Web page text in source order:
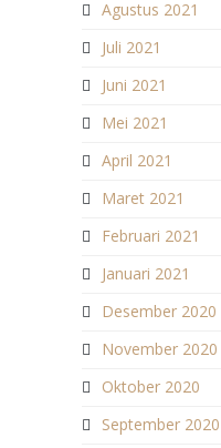
Agustus 2021
Juli 2021
Juni 2021
Mei 2021
April 2021
Maret 2021
Februari 2021
Januari 2021
Desember 2020
November 2020
Oktober 2020
September 2020